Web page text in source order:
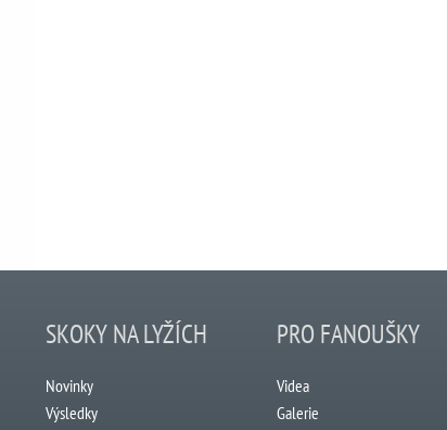
SKOKY NA LYŽÍCH
Novinky
Výsledky
PRO FANOUŠKY
Videa
Galerie